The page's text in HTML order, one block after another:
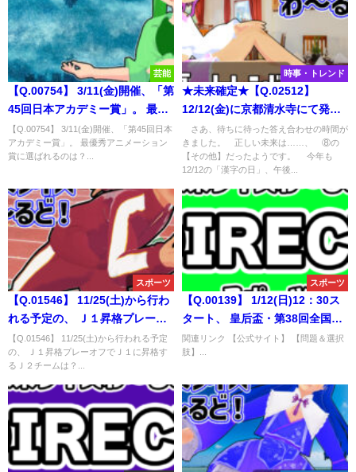
芸能
【Q.00754】 3/11(金)開催、「第
45回日本アカデミー賞」。 最優
秀アニメーション賞に選ばれる
のは？
【Q.00754】 3/11(金)開催、「第45回日本
アカデミー賞」。 最優秀アニメーション
賞に選ばれるのは？...
時事・トレンド
★未来確定★【Q.02512】
12/12(金)に京都清水寺にて発表
される、「今年の漢字2025」。
選ばれる１文字は？
さあ、待ちに待った答え合わせの時間が
きました。 正しい未来は……、 ⑧の
【その他】だったようです。 今年も
12/12の「漢字の日」、午後...
スポーツ
【Q.01546】 11/25(土)から行わ
れる予定の、 Ｊ１昇格プレーオ
フでＪ１に昇格するＪ２チーム
は？
【Q.01546】 11/25(土)から行われる予定
の、 Ｊ１昇格プレーオフでＪ１に昇格す
るＪ２チームは？...
スポーツ
【Q.00139】 1/12(日)12：30ス
タート、 皇后盃・第38回全国女
子駅伝。 優勝する都道府県は？
関連リンク 【公式サイト】 【問題＆選択
肢】...